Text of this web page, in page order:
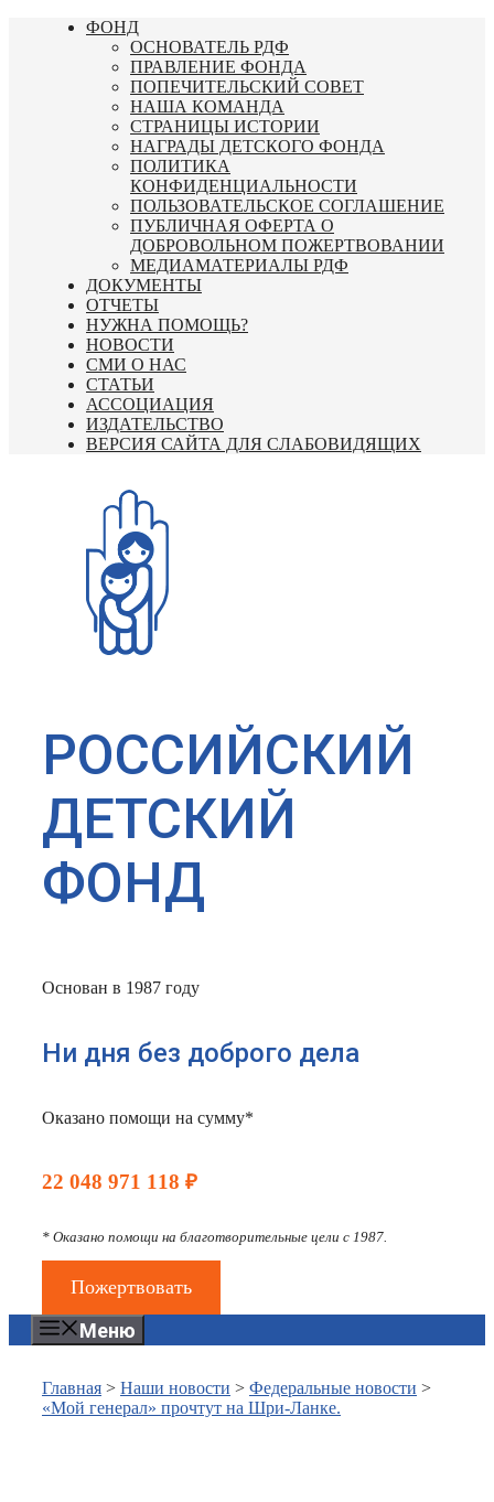
Перейти
ФОНД
ОСНОВАТЕЛЬ РДФ
ПРАВЛЕНИЕ ФОНДА
ПОПЕЧИТЕЛЬСКИЙ СОВЕТ
НАША КОМАНДА
СТРАНИЦЫ ИСТОРИИ
НАГРАДЫ ДЕТСКОГО ФОНДА
ПОЛИТИКА
КОНФИДЕНЦИАЛЬНОСТИ
ПОЛЬЗОВАТЕЛЬСКОЕ СОГЛАШЕНИЕ
ПУБЛИЧНАЯ ОФЕРТА О
ДОБРОВОЛЬНОМ ПОЖЕРТВОВАНИИ
МЕДИАМАТЕРИАЛЫ РДФ
ДОКУМЕНТЫ
ОТЧЕТЫ
НУЖНА ПОМОЩЬ?
НОВОСТИ
СМИ О НАС
СТАТЬИ
АССОЦИАЦИЯ
ИЗДАТЕЛЬСТВО
ВЕРСИЯ САЙТА ДЛЯ СЛАБОВИДЯЩИХ
РОССИЙСКИЙ
ДЕТСКИЙ
ФОНД
Основан в 1987 году
Ни дня без доброго дела
Оказано помощи на сумму*
22 048 971 118 ₽
* Оказано помощи на благотворительные цели с 1987.
Пожертвовать
Меню
Главная > Наши новости > Федеральные новости >
«Мой генерал» прочтут на Шри-Ланке.